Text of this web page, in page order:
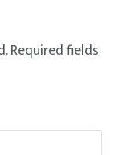
Required fields